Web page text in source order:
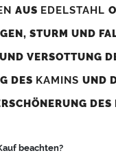
bitte"ohne"
Abstand vom
Abstand vom
AUS EDELSTAHL
STURM UND
VERSOTTUNG
DES KAMINS UND
DES
beachten?